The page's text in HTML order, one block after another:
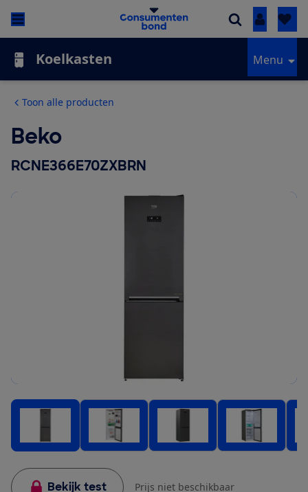
Inloggen
Koelkasten Menu
Toon alle producten
Beko
RCNE366E70ZXBRN
Bekijk test Prijs niet beschikbaar